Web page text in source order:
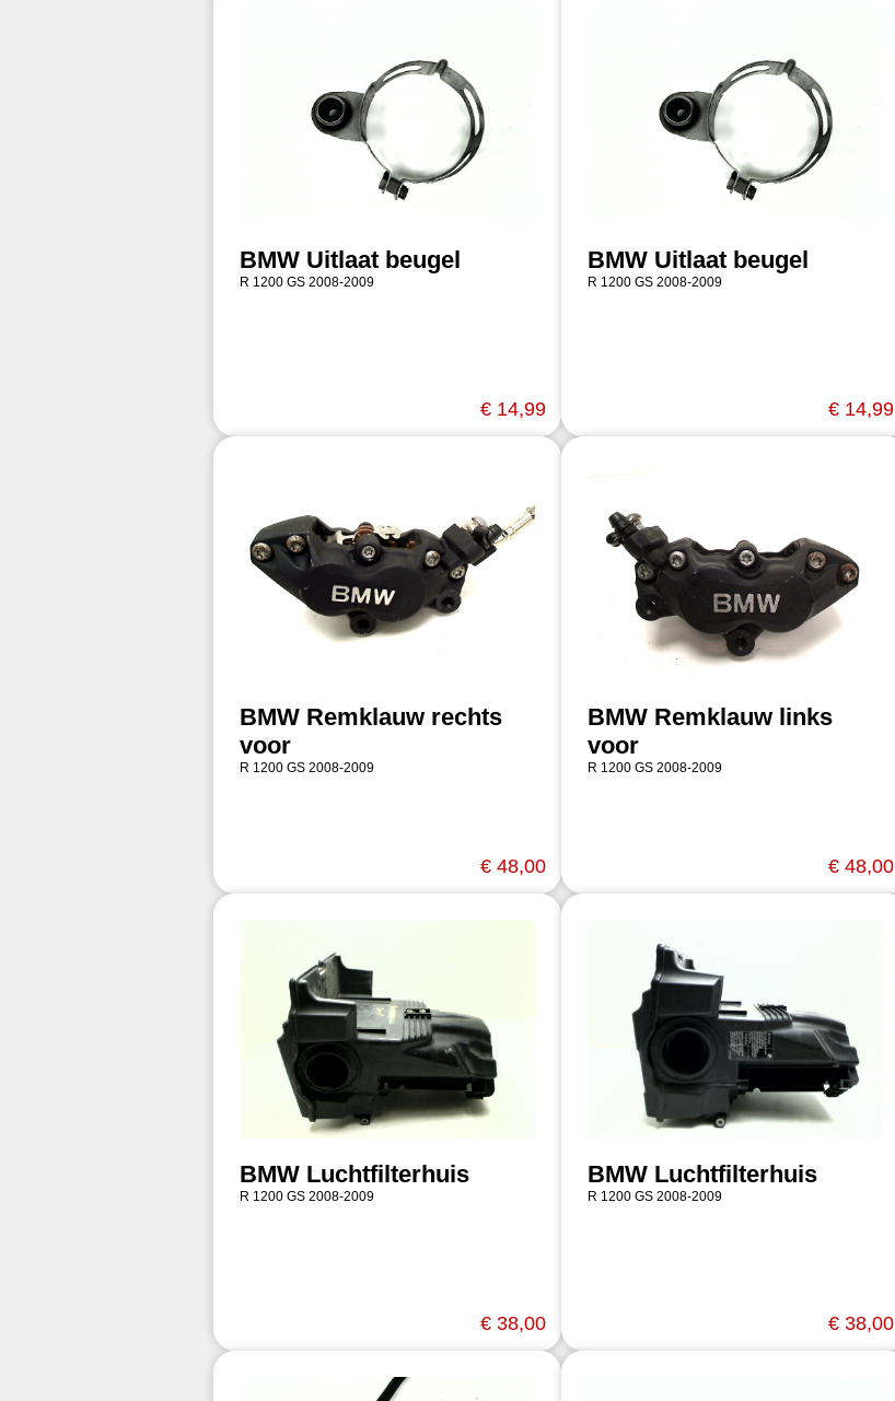
BMW Uitlaat beugel
R 1200 GS 2008-2009
€ 14,99
BMW Uitlaat beugel
R 1200 GS 2008-2009
€ 14,99
BMW Remklauw rechts
voor
R 1200 GS 2008-2009
€ 48,00
BMW Remklauw links
voor
R 1200 GS 2008-2009
€ 48,00
BMW Luchtfilterhuis
R 1200 GS 2008-2009
€ 38,00
BMW Luchtfilterhuis
R 1200 GS 2008-2009
€ 38,00